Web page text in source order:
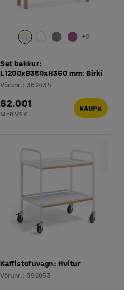
+2
Set bekkur:
L1200xB350xH360 mm: Birki
Vörunr.: 362434
82.001
Með VSK
KAUPA
Kaffistofuvagn: Hvítur
Vörunr.: 392053